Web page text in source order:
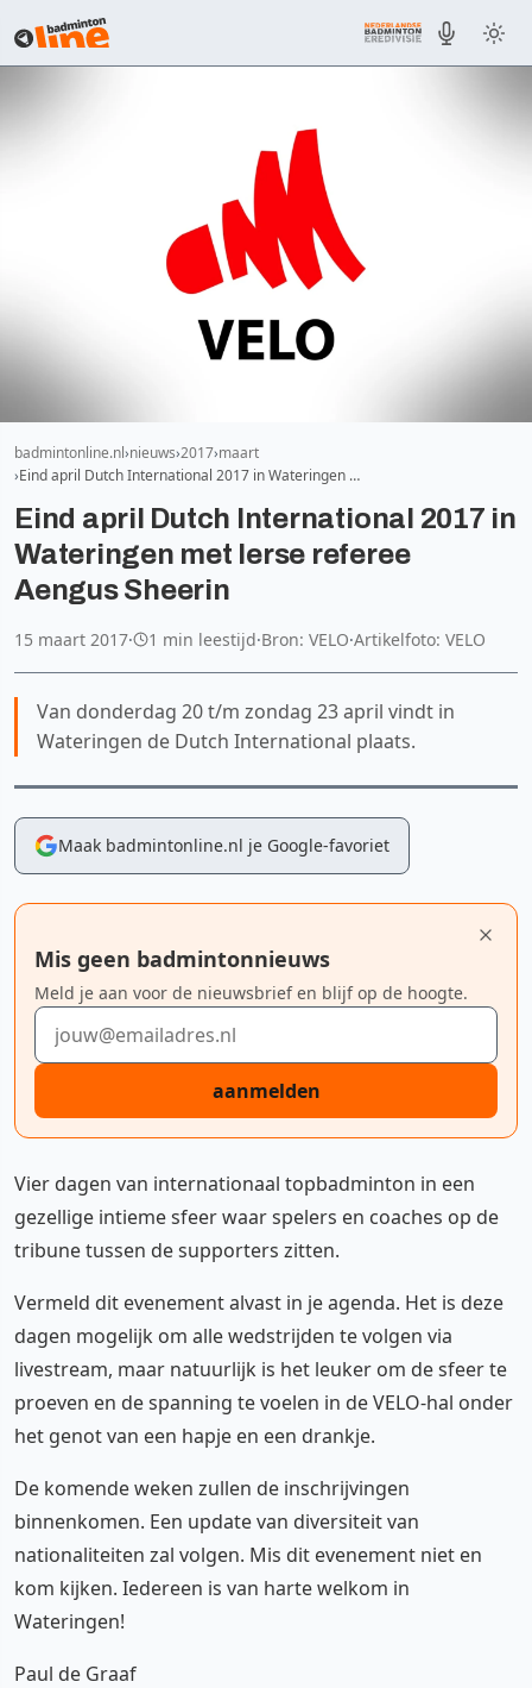
badmintonline.nl nieuws 2017 maart
Eind april Dutch International 2017 in Wateringen …
Eind april Dutch International 2017 in
Wateringen met Ierse referee
Aengus Sheerin
15 maart 2017· 1 min leestijd·Bron: VELO·Artikelfoto: VELO
Van donderdag 20 t/m zondag 23 april vindt in
Wateringen de Dutch International plaats.
Maak badmintonline.nl je Google-favoriet
Mis geen badmintonnieuws
Meld je aan voor de nieuwsbrief en blijf op de hoogte.
E-mailadres
aanmelden
Vier dagen van internationaal topbadminton in een
gezellige intieme sfeer waar spelers en coaches op de
tribune tussen de supporters zitten.
Vermeld dit evenement alvast in je agenda. Het is deze
dagen mogelijk om alle wedstrijden te volgen via
livestream, maar natuurlijk is het leuker om de sfeer te
proeven en de spanning te voelen in de VELO-hal onder
het genot van een hapje en een drankje.
De komende weken zullen de inschrijvingen
binnenkomen. Een update van diversiteit van
nationaliteiten zal volgen. Mis dit evenement niet en
kom kijken. Iedereen is van harte welkom in
Wateringen!
Paul de Graaf